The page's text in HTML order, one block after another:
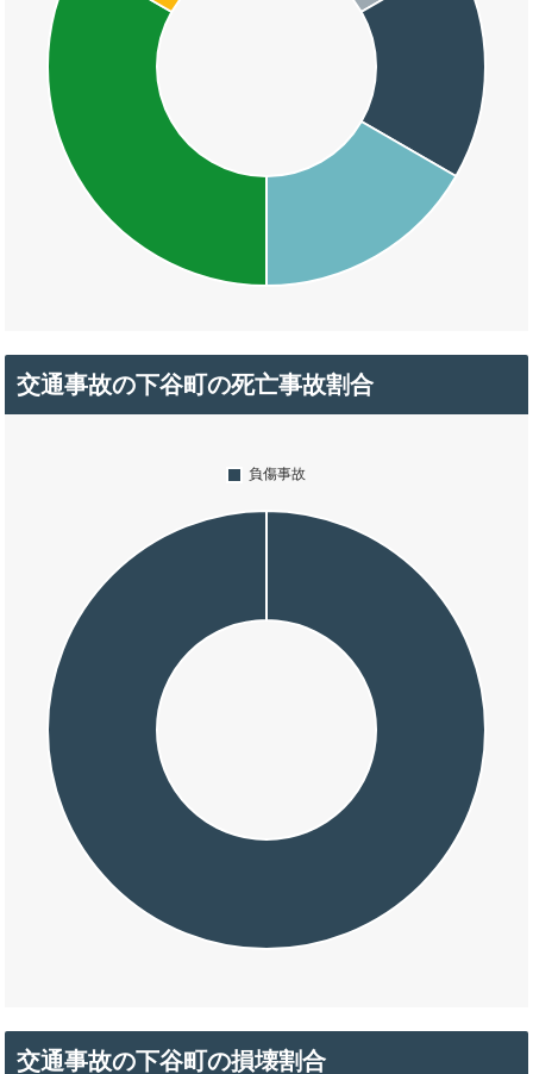
交通事故の下谷町の死亡事故割合
交通事故の下谷町の損壊割合